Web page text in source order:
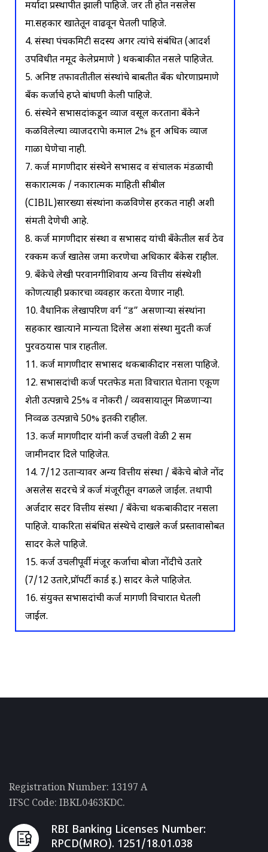
मर्यादा प्रस्थापीत झाली पाहिजे. जर ती होत नसलेस
मा.सहकार खातेतून वाढवून घेतली पाहिजे.
4. संस्था पंचकमिटी सदस्य अगर त्यांचे संबंधित (आदर्श
उपविधीत नमूद केलेप्रमाणे ) थकबाकीत नसले पाहिजेत.
5. अनिष्ट तफावतीतील संस्थांचे बाबतीत बँक धोरणाप्रमाणे
बँक कर्जाचे हप्ते बांधणी केली पाहिजे.
6. संस्थेने सभासदांकडून व्याज वसूल करताना बँकेने
कळविलेल्या व्याजदरापेक्षा कमाल 2% हून अधिक व्याज
गाळा घेणेचा नाही.
7. कर्ज मागणीदार संस्थेने सभासद व संचालक मंडळाची
सकारात्मक / नकारात्मक माहिती सीबील
(CIBIL)सारख्या संस्थांना कळविणेस हरकत नाही अशी
संमती देणेची आहे.
8. कर्ज मागणीदार संस्था व सभासद यांची बँकेतील सर्व ठेव
रक्कम कर्ज खातेस जमा करणेचा अधिकार बँकेस राहील.
9. बँकेचे लेखी परवानगीशिवाय अन्य वित्तीय संस्थेशी
कोणत्याही प्रकारचा व्यवहार करता येणार नाही.
10. वैधानिक लेखापरिक्षण वर्ग “ड” असणाऱ्या संस्थांना
सहकार खात्याने मान्यता दिलेस अशा संस्था मुदती कर्ज
पुरवठयास पात्र राहतील.
11. कर्ज मागणीदार सभासद थकबाकीदार नसला पाहिजे.
12. सभासदांची कर्ज परतफेड क्षमता विचारात घेताना एकूण
शेती उत्पन्नाचे 25% व नोकरी / व्यवसायातून मिळणाऱ्या
निव्वळ उत्पन्नाचे 50% इतकी राहील.
13. कर्ज मागणीदार यांनी कर्ज उचली वेळी 2 सक्षम
जामीनदार दिले पाहिजेत.
14. 7/12 उताऱ्यावर अन्य वित्तीय संस्था / बँकेचे बोजे नोंद
असलेस सदरचे क्षेत्र कर्ज मंजूरीतून वगळले जाईल. तथापी
अर्जदार सदर वित्तीय संस्था / बँकेचा थकबाकीदार नसला
पाहिजे. याकरिता संबंधित संस्थेचे दाखले कर्ज प्रस्तावासोबत
सादर केले पाहिजे.
15. कर्ज उचलीपूर्वी मंजूर कर्जाचा बोजा नोंदीचे उतारे
(7/12 उतारे,प्रॉपर्टी कार्ड इ.) सादर केले पाहिजेत.
16. संयुक्त सभासदांची कर्ज मागणी विचारात घेतली
जाईल.
Registration Number: 13197 A
IFSC Code: IBKL0463KDC.
RBI Banking Licenses Number:
RPCD(MRO). 1251/18.01.038